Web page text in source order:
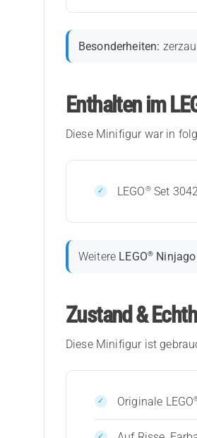
Besonderheiten:
Enthalten im
Diese Minifigur war in
LEGO®Set
Weitere LEGO®
Zustand &
Diese Minifigur ist
Originale LEGO